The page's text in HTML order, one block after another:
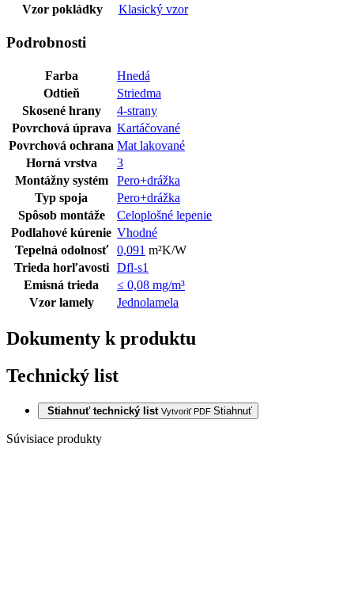
Vzor pokládky
Klasický vzor
Podrobnosti
Farba
Hnedá
Odtieň
Striedma
Skosené hrany
4-strany
Povrchová úprava Kartáčované
Povrchová ochrana Mat lakované
Horná vrstva
3
Montážny systém
Pero+drážka
Typ spoja
Pero+drážka
Spôsob montáže
Celoplošné lepenie
Podlahové kúrenie Vhodné
Tepelná odolnosť
0,091 m²K/W
Trieda horľavosti
Dfl-s1
Emisná trieda
≤ 0,08 mg/m³
Vzor lamely
Jednolamela
Dokumenty k produktu
Technický list
Stiahnuť technický list Vytvoriť PDF Stiahnuť
Súvisiace produkty